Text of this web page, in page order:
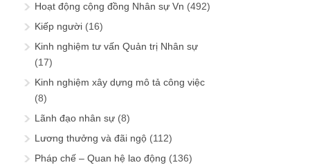
Hoạt động cộng đồng Nhân sự Vn (492)
Kiếp người (16)
Kinh nghiệm tư vấn Quản trị Nhân sự
(17)
Kinh nghiệm xây dựng mô tả công việc
(8)
Lãnh đạo nhân sự (8)
Lương thưởng và đãi ngộ (112)
Pháp chế – Quan hệ lao động (136)